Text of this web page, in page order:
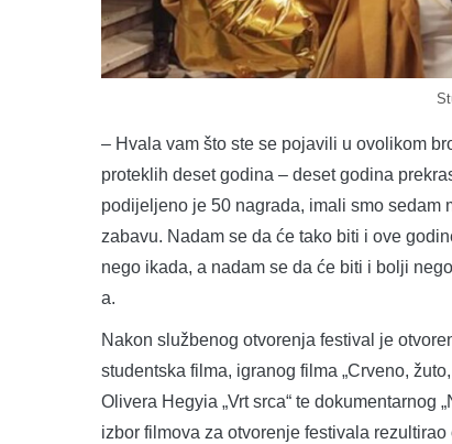
– Hvala vam što ste se pojavili u ovolikom
proteklih deset godina – deset godina
podijeljeno je 50 nagrada, imali smo
zabavu. Nadam se da će tako biti i ove
nego ikada, a nadam se da će biti i bolji
a.
Nakon službenog otvorenja festival je
studentska filma, igranog filma „Crveno,
Olivera Hegyia „Vrt srca“ te dokumentarnog
izbor filmova za otvorenje festivala